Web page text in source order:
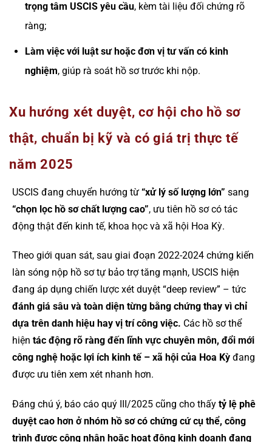
trọng tâm USCIS yêu cầu, kèm tài liệu đối chứng rõ
ràng;
Làm việc với luật sư hoặc đơn vị tư vấn có kinh
nghiệm, giúp rà soát hồ sơ trước khi nộp.
Xu hướng xét duyệt, cơ hội cho hồ sơ
thật, chuẩn bị kỹ và có giá trị thực tế
năm 2025
USCIS đang chuyển hướng từ “xử lý số lượng lớn” sang
“chọn lọc hồ sơ chất lượng cao”, ưu tiên hồ sơ có tác
động thật đến kinh tế, khoa học và xã hội Hoa Kỳ.
Theo giới quan sát, sau giai đoạn 2022-2024 chứng kiến
làn sóng nộp hồ sơ tự bảo trợ tăng mạnh, USCIS hiện
đang áp dụng chiến lược xét duyệt “deep review” – tức
đánh giá sâu và toàn diện từng bằng chứng thay vì chỉ
dựa trên danh hiệu hay vị trí công việc. Các hồ sơ thể
hiện tác động rõ ràng đến lĩnh vực chuyên môn, đổi mới
công nghệ hoặc lợi ích kinh tế – xã hội của Hoa Kỳ đang
được ưu tiên xem xét nhanh hơn.
Đáng chú ý, báo cáo quý III/2025 cũng cho thấy tỷ lệ phê
duyệt cao hơn ở nhóm hồ sơ có chứng cứ cụ thể, công
trình được công nhận hoặc hoạt động kinh doanh đang